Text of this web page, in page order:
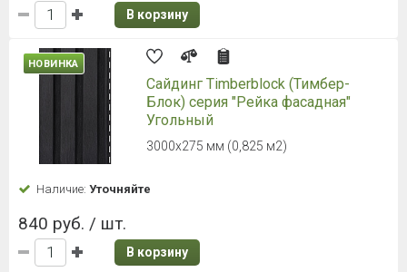
В корзину
НОВИНКА
Сайдинг Timberblock (Тимбер-
Блок) серия "Рейка фасадная"
Угольный
3000х275 мм (0,825 м2)
Наличие: Уточняйте
840 руб. / шт.
В корзину